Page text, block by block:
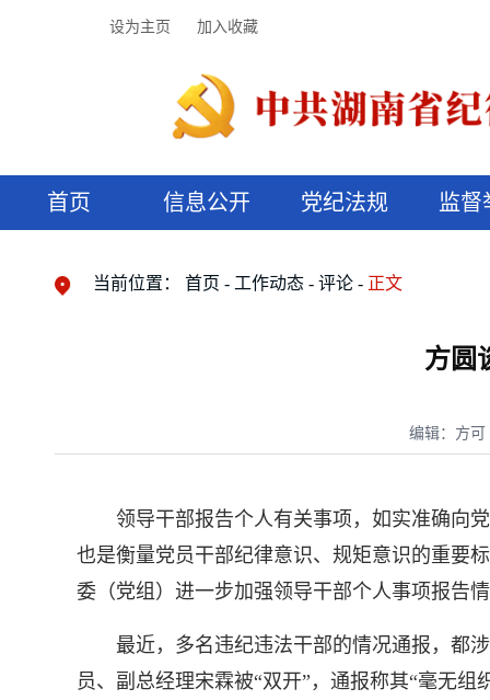
设为主页 加入收藏
首页 信息公开 党纪法规 监督
当前位置： 首页 工作动态 评论 正文
方圆
编辑：方可
领导干部报告个人有关事项，如实准确向党
也是衡量党员干部纪律意识、规矩意识的重要
委（党组）进一步加强领导干部个人事项报告
最近，多名违纪违法干部的情况通报，都涉
员、副总经理宋霖被“双开”，通报称其“毫无